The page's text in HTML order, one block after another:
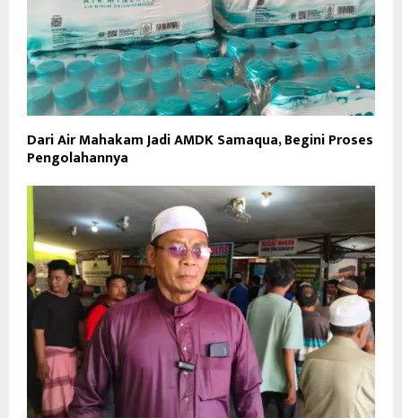
Dari Air Mahakam Jadi AMDK Samaqua, Begini Proses
Pengolahannya